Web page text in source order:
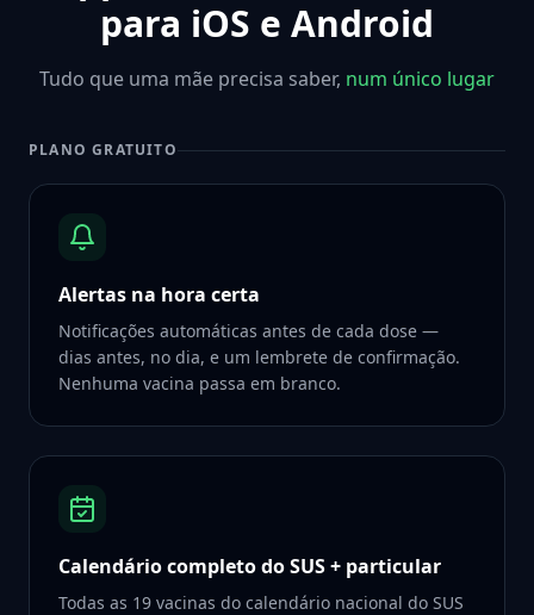
para iOS e Android
Tudo que uma mãe precisa saber, num único lugar
PLANO GRATUITO
Alertas na hora certa
Notificações automáticas antes de cada dose —
dias antes, no dia, e um lembrete de confirmação.
Nenhuma vacina passa em branco.
Calendário completo do SUS + particular
Todas as 19 vacinas do calendário nacional do SUS